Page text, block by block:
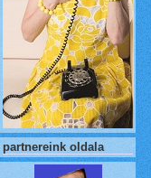
partnereink oldala